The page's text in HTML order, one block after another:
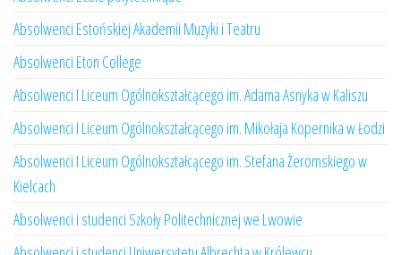
Absolwenci Estońskiej Akademii Muzyki i Teatru
Absolwenci Eton College
Absolwenci I Liceum Ogólnokształcącego im. Adama Asnyka w Kaliszu
Absolwenci I Liceum Ogólnokształcącego im. Mikołaja Kopernika w Łodzi
Absolwenci I Liceum Ogólnokształcącego im. Stefana Żeromskiego w
Kielcach
Absolwenci i studenci Szkoły Politechnicznej we Lwowie